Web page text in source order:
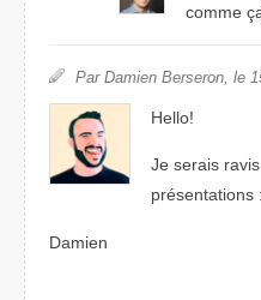
comme
Par Damien Berseron, le
Hello!
Je serais
présentations
Damien